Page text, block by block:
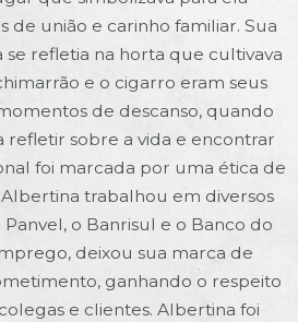
de união e carinho familiar. Sua
se refletia na horta que cultivava
e o cigarro eram seus
de descanso, quando
refletir sobre a vida e encontrar
foi marcada por uma ética de
trabalhou em diversos
o Banrisul e o Banco do
deixou sua marca de
ganhando o respeito
e clientes. Albertina foi